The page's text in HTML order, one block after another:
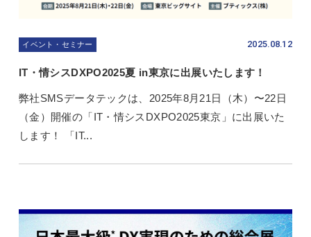
イベント・セミナー 2025.08.12
IT・情シスDXPO2025夏 in東京に出展いたします！
弊社SMSデータテックは、2025年8月21日（木）〜22日
（金）開催の「IT・情シスDXPO2025東京」に出展いた
します！ 「IT...